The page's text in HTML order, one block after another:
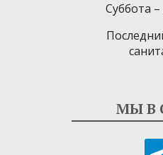
Суббота
МЫ В